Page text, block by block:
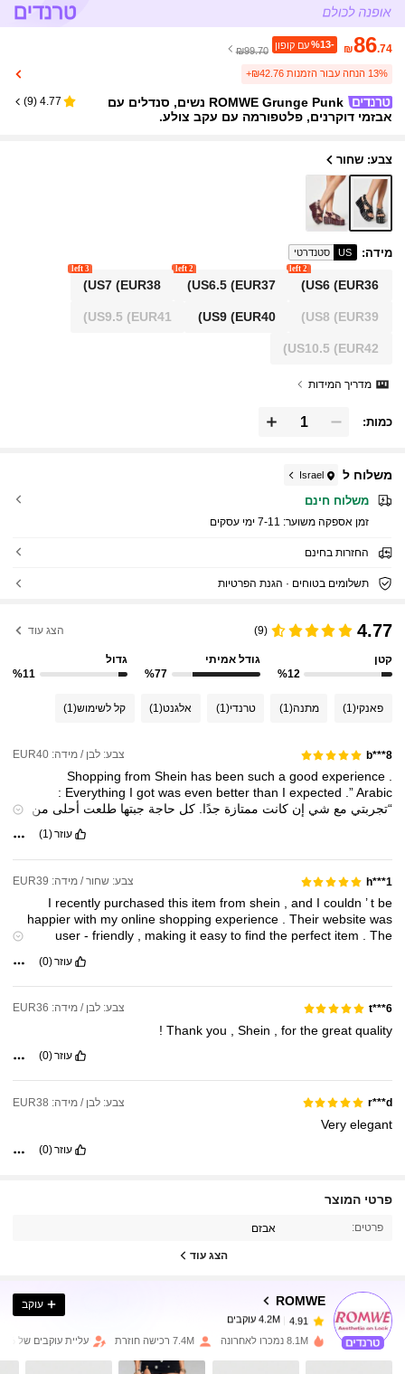
₪86.74
%13-עם קופון
₪99.70
13% הנחה עבור הזמנות ₪42.76+
ROMWE Grunge Punk נשים, סנדלים עם
אבזמי דוקרנים, פלטפורמה עם עקב צולע.
4.77
(
9
)
צבע: שחור
מידה:
US סטנדרטי
US6 (EUR36)
2 left
US6.5(EUR37)
2 left
US7 (EUR38)
3 left
US8 (EUR39)
US9(EUR40)
US9.5 (EUR41)
US10.5 (EUR42)
מדריך המידות
כמות:
משלוח ל Israel
משלוח חינם
זמן אספקה ​​משוער: 7-11 ימי עסקים
החזרות בחינם
תשלומים בטוחים · הגנת הפרטיות
4.77
(9) הצג עוד
קטן
%12
גודל אמיתי
%77
גדול
%11
פאנקי(1) מתנה(1) טרנדי(1) אלגנט(1) קל לשימוש(1)
b***8 צבע: לבן / מידה: EUR40
Shopping from Shein has been such a good experience .
Everything I got was even better than I expected .”Arabic
:
“تجربتي مع شي إنكانت ممتازة جدًا.كل حاجة جبتهاطلعت أحلى من
עוזר(1)
h***1 צבע: שחור / מידה: EUR39
I recently purchased this item from shein , and I couldn ’t be
happier with my online shopping experience . Their website was
user - friendly , making it easy to find the perfect item . The
.AllTheitems
ontheirwebsite
.
עוזר(0)
t***6 צבע: לבן / מידה: EUR36
Thank you Shein for the great quality
!
עוזר(0)
r***d צבע: לבן / מידה: EUR38
Very elegant
עוזר(0)
פרטי המוצר
פרטים: אבזם
הצג עוד
ROMWE
D***zשילם לפני יום אחד
עוקב
8.1M נמכרו לאחרונה 7.4M רכישה חוזרת עליית עוקבים של 14%